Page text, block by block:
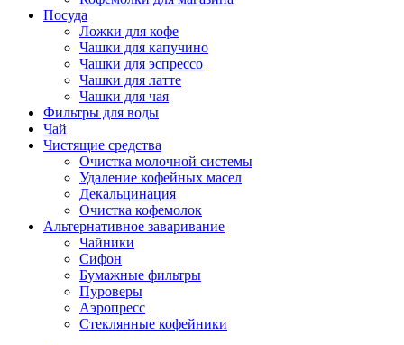
Посуда
Ложки для кофе
Чашки для капучино
Чашки для эспрессо
Чашки для латте
Чашки для чая
Фильтры для воды
Чай
Чистящие средства
Очистка молочной системы
Удаление кофейных масел
Декальцинация
Очистка кофемолок
Альтернативное заваривание
Чайники
Сифон
Бумажные фильтры
Пуроверы
Аэропресс
Стеклянные кофейники